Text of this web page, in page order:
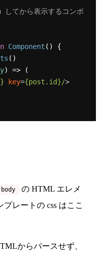
Component ( ) {
()
) => (
key={post.id}/>
body
の HTML エレメ
レートの css はここ
からパースせず、